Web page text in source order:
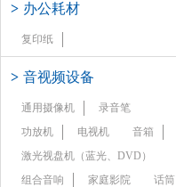
> 办公耗材
复印纸
> 音视频设备
通用摄像机
录音笔
功放机
电视机
音箱
激光视盘机（蓝光、DVD）
组合音响
家庭影院
话筒